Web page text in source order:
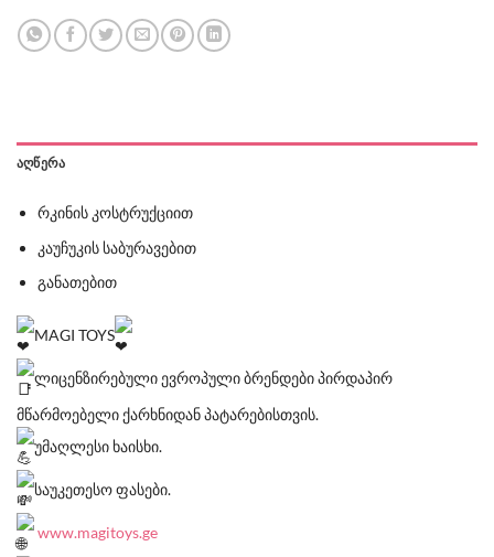
ᲐᲦᲬᲔᲠᲐ
რკინის კოსტრუქციით
კაუჩუკის საბურავებით
განათებით
MAGI TOYS
ლიცენზირებული ევროპული ბრენდები პირდაპირ
მწარმოებელი ქარხნიდან პატარებისთვის.
უმაღლესი ხაისხი.
საუკეთესო ფასები.
www.magitoys.ge